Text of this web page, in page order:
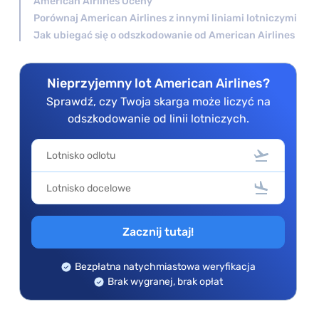
Porównaj American Airlines z innymi liniami lotniczymi
Jak ubiegać się o odszkodowanie od American Airlines
Nieprzyjemny lot American Airlines?
Sprawdź, czy Twoja skarga może liczyć na
odszkodowanie od linii lotniczych.
Zacznij tutaj!
Bezpłatna natychmiastowa weryfikacja
Brak wygranej, brak opłat